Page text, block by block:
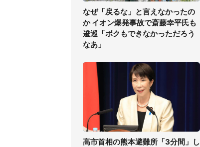
なぜ「戻るな」と言えなかったの
か イオン爆発事故で斎藤幸平氏も
逡巡「ボクもできなかっただろう
なあ」
高市首相の熊本避難所「3分間」し